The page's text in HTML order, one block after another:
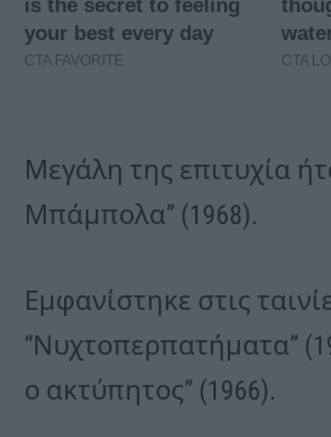
Μεγάλη της επιτυχία
Μπάμπολα” (1968).
Εμφανίστηκε στις
“Νυχτοπερπατήματα”
ο ακτύπητος” (1966).